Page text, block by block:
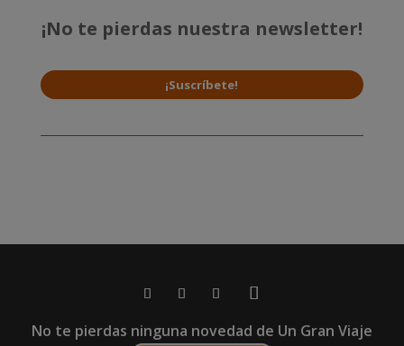
¡No te pierdas nuestra newsletter!
¡Suscríbete!
No te pierdas ninguna novedad de Un Gran Viaje